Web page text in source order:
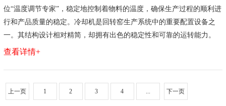
位“温度调节专家”，稳定地控制着物料的温度，确保生产过程的顺利进
行和产品质量的稳定。冷却机是回转窑生产系统中的重要配置设备之
一。其结构设计相对精简，却拥有出色的稳定性和可靠的运转能力。
查看详情+
上一页 1 2 3 4 ... 下一页